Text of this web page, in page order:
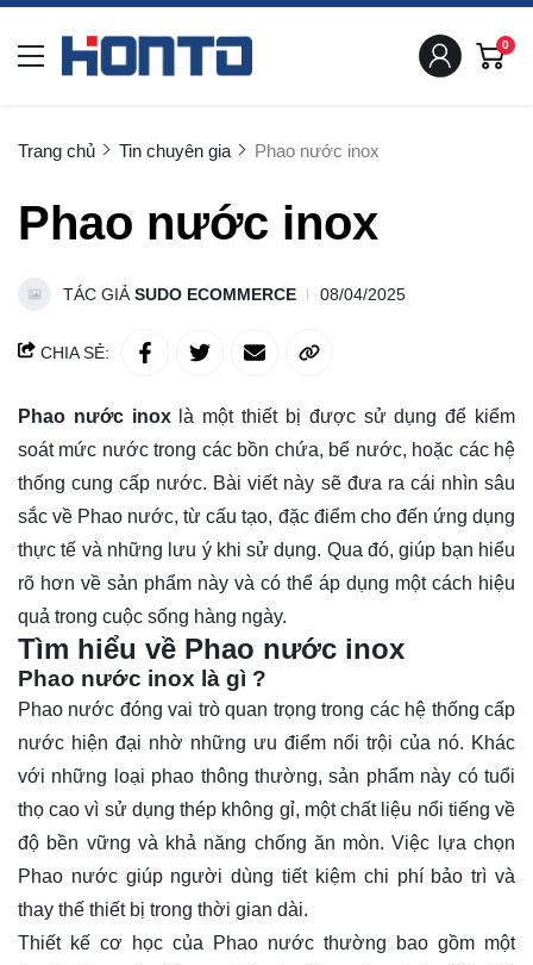
0
Trang chủ Tin chuyên gia Phao nước inox
Phao nước inox
TÁC GIẢ SUDO ECOMMERCE 08/04/2025
CHIA SẺ:
Phao nước inoxlà một thiết bị được sử dụng để kiểm
soát mức nước trong các bồn chứa, bể nước, hoặc các hệ
thống cung cấp nước. Bài viết này sẽ đưa ra cái nhìn sâu
sắc về Phao nước, từ cấu tạo, đặc điểm cho đến ứng dụng
thực tế và những lưu ý khi sử dụng. Qua đó, giúp bạn hiểu
rõ hơn về sản phẩm này và có thể áp dụng một cách hiệu
quả trong cuộc sống hàng ngày.
Tìm hiểu về Phao nước inox
Phao nước inox là gì ?
Phao nước đóng vai trò quan trọng trong các hệ thống cấp
nước hiện đại nhờ những ưu điểm nổi trội của nó. Khác
với những loại phao thông thường, sản phẩm này có tuổi
thọ cao vì sử dụng thép không gỉ, một chất liệu nổi tiếng về
độ bền vững và khả năng chống ăn mòn. Việc lựa chọn
Phao nước giúp người dùng tiết kiệm chi phí bảo trì và
thay thế thiết bị trong thời gian dài.
Thiết kế cơ học của Phao nước thường bao gồm một